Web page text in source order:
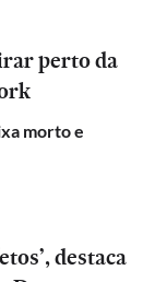
perto da
morto e
destaca